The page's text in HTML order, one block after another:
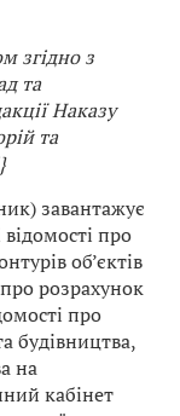
згідно з
та
Наказу
та
завантажує
про
об’єктів
про розрахунок
про
будівництва,
на
кабінет